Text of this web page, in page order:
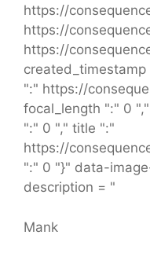
https://
https://
https://
":" https://
focal_length ":" 0
":" 0 "," title ":"
https://
":" 0 "}" data-
description = "
Mank